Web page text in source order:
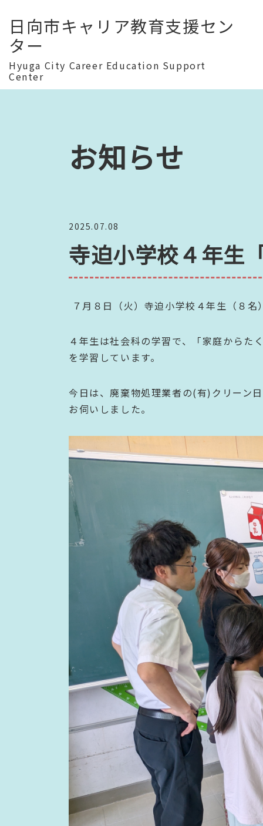
日向市キャリア教育支援セン
ター
Hyuga City Career Education Support
Center
お知らせ
2025.07.08
寺迫小学校４年生
７月８日（火）寺迫小学校４年生（８
４年生は社会科の学習で、「家庭からた
を学習しています。
今日は、廃棄物処理業者の(有)クリーン
お伺いしました。